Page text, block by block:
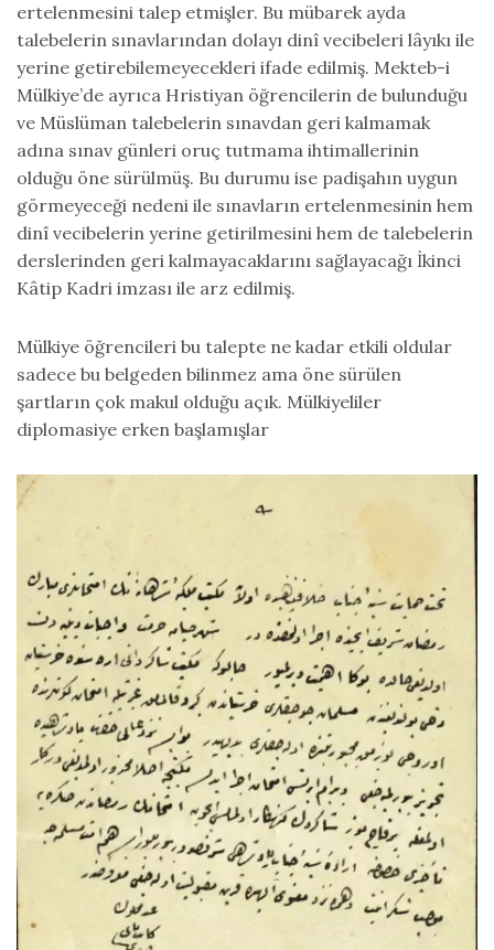
ertelenmesini talep etmişler. Bu mübarek ayda
talebelerin sınavlarından dolayı dinî vecibeleri lâyıkı ile
yerine getirebilemeyecekleri ifade edilmiş. Mekteb-i
Mülkiye’de ayrıca Hristiyan öğrencilerin de bulunduğu
ve Müslüman talebelerin sınavdan geri kalmamak
adına sınav günleri oruç tutmama ihtimallerinin
olduğu öne sürülmüş. Bu durumu ise padişahın uygun
görmeyeceği nedeni ile sınavların ertelenmesinin hem
dinî vecibelerin yerine getirilmesini hem de talebelerin
derslerinden geri kalmayacaklarını sağlayacağı İkinci
Kâtip Kadri imzası ile arz edilmiş.
Mülkiye öğrencileri bu talepte ne kadar etkili oldular
sadece bu belgeden bilinmez ama öne sürülen
şartların çok makul olduğu açık. Mülkiyeliler
diplomasiye erken başlamışlar